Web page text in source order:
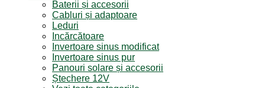
Baterii și accesorii
Cabluri și adaptoare
Leduri
Incărcătoare
Invertoare sinus modificat
Invertoare sinus pur
Panouri solare și accesorii
Ștechere 12V